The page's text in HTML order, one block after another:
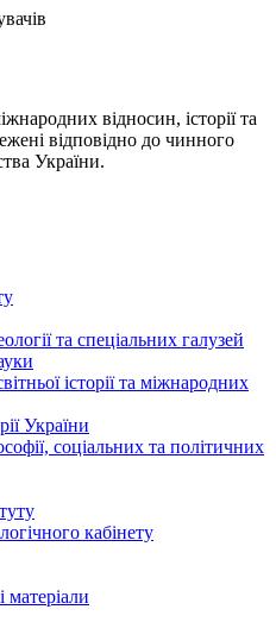
відносин, історії та
відповідно до чинного
України.
та спеціальних галузей
історії та міжнародних
України
соціальних та політичних
кабінету
матеріали